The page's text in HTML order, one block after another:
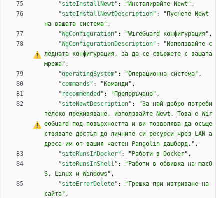
"siteInstallNewt" : "Инсталирайте Newt" ,
"siteInstallNewtDescription" :
"Пуснете Newt
на вашата система" ,
"WgConfiguration" : "WireGuard конфигурация" ,
"WgConfigurationDescription" :
"Използвайте с
ледната конфигурация, за да се свържете с вашата
мрежа" ,
"operatingSystem" : "Операционна система" ,
"commands" : "Команди" ,
"recommended" : "Препоръчано" ,
"siteNewtDescription" : "За най-добро потреби
телско преживяване, използвайте Newt. Това е Wir
eoGuard под повърхността и ви позволява да осъще
ствявате достъп до личните си ресурси чрез LAN а
дреса им от вашия частен Pangolin дашборд." ,
"siteRunsInDocker" : "Работи в Docker" ,
"siteRunsInShell" :
"Работи в обвивка на macO
S, Linux и Windows" ,
"siteErrorDelete" :
"Грешка при изтриване на
сайта" ,